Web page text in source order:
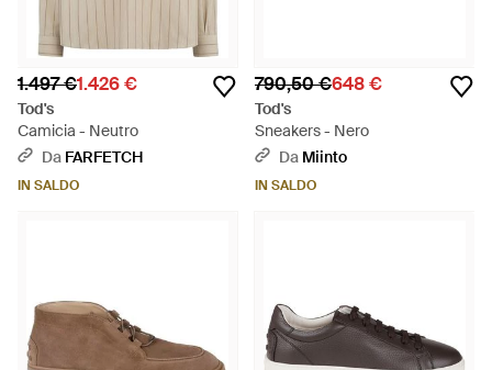
1.497 €1.426 €
Tod's
Camicia - Neutro
Da FARFETCH
IN SALDO
790,50 €648 €
Tod's
Sneakers - Nero
Da Miinto
IN SALDO